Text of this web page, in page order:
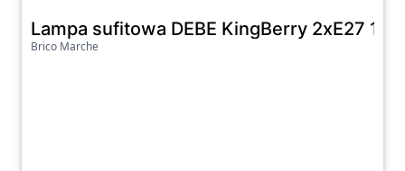
Lampa sufitowa DEBE KingBerry 2xE27 10
Brico Marche